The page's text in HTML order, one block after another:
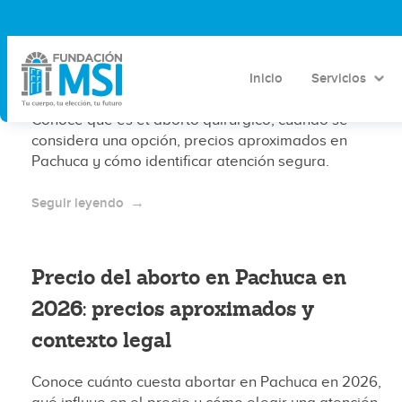
Inicio Servicios
es, cuándo se considera y precios
aproximados 2026
Conoce qué es el aborto quirúrgico, cuándo se
considera una opción, precios aproximados en
Pachuca y cómo identificar atención segura.
Seguir leyendo
Precio del aborto en Pachuca en
2026: precios aproximados y
contexto legal
Conoce cuánto cuesta abortar en Pachuca en 2026,